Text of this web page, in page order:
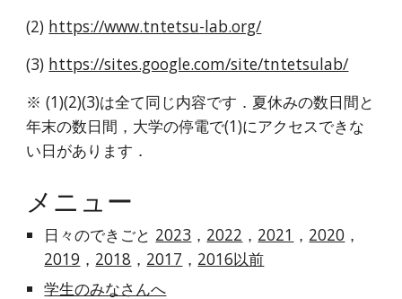
(2) https://www.tntetsu-lab.org/
(3) https://sites.google.com/site/tntetsulab/
※ (1)(2)(3)は全て同じ内容です．夏休みの数日間と
年末の数日間，大学の停電で(1)にアクセスできな
い日があります．
メニュー
日々のできごと 2023 ， 2022 ， 2021 ， 2020 ，
2019 ， 2018 ， 2017 ， 2016以前
学生のみなさんへ